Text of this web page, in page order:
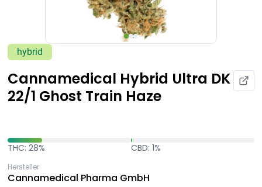
hybrid
Cannamedical Hybrid Ultra DK
22/1 Ghost Train Haze
THC: 28% CBD: 1%
Hersteller
Cannamedical Pharma GmbH